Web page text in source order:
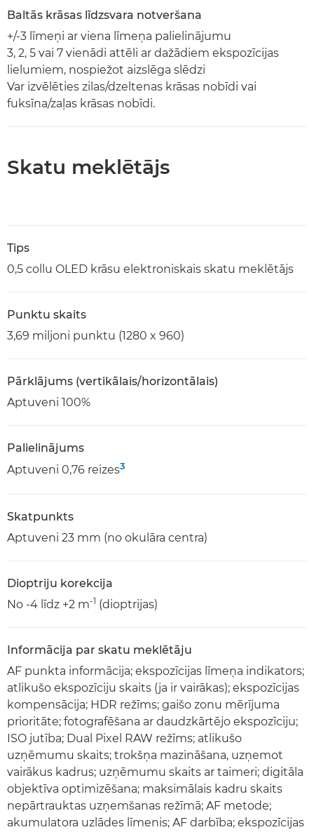
Baltās krāsas līdzsvara notveršana
+/-3 līmeņi ar viena līmeņa palielinājumu
3, 2, 5 vai 7 vienādi attēli ar dažādiem ekspozīcijas
lielumiem, nospiežot aizslēga slēdzi
Var izvēlēties zilas/dzeltenas krāsas nobīdi vai
fuksīna/zaļas krāsas nobīdi.
Skatu meklētājs
Tips
0,5 collu OLED krāsu elektroniskais skatu meklētājs
Punktu skaits
3,69 miljoni punktu (1280 x 960)
Pārklājums (vertikālais/horizontālais)
Aptuveni 100%
Palielinājums
Aptuveni 0,76 reizes3
Skatpunkts
Aptuveni 23 mm (no okulāra centra)
Dioptriju korekcija
No -4 līdz +2 m-1 (dioptrijas)
Informācija par skatu meklētāju
AF punkta informācija; ekspozīcijas līmeņa indikators;
atlikušo ekspozīciju skaits (ja ir vairākas); ekspozīcijas
kompensācija; HDR režīms; gaišo zonu mērījuma
prioritāte; fotografēšana ar daudzkārtējo ekspozīciju;
ISO jutība; Dual Pixel RAW režīms; atlikušo
uzņēmumu skaits; trokšņa mazināšana, uzņemot
vairākus kadrus; uzņēmumu skaits ar taimeri; digitāla
objektīva optimizēšana; maksimālais kadru skaits
nepārtrauktas uzņemšanas režīmā; AF metode;
akumulatora uzlādes līmenis; AF darbība; ekspozīcijas